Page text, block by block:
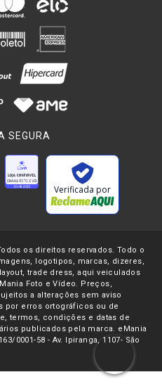
SEGURA
Verificada por
os direitos reservados. Todo o
logotipos, marcas, dizeres,
trade dress, aqui veiculados
Foto e Vídeo. Preços,
a alterações sem aviso
por erros ortográficos ou de
termos, condições e datas de
publicados pela marca. eMania
0001-58 - Av. Ipiranga, 1107- São